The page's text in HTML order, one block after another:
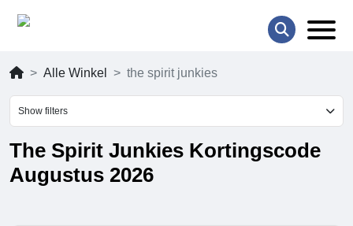
Alle Winkel the spirit junkies
Show filters
The Spirit Junkies Kortingscode
Augustus 2026